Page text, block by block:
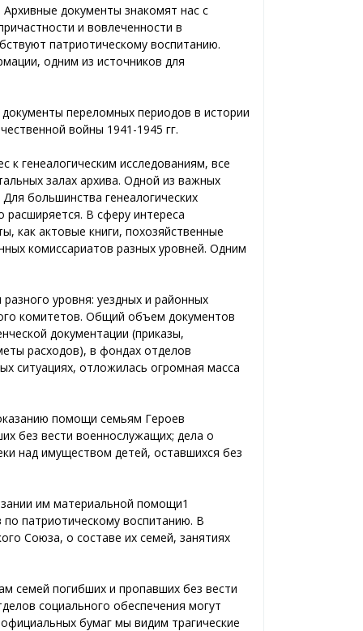
документы знакомят нас с
и вовлеченности в
патриотическому воспитанию.
одним из источников для
переломных периодов в истории
войны 1941-1945 гг.
генеалогическим исследованиям, все
залах архива. Одной из важных
большинства генеалогических
расширяется. В сферу интереса
как актовые книги, похозяйственные
комиссариатов разных уровней. Одним
уровня: уездных и районных
комитетов. Общий объем документов
документации (приказы,
расходов), в фондах отделов
ситуациях, отложилась огромная масса
помощи семьям Героев
без вести военнослужащих; дела о
над имуществом детей, оставшихся без
им материальной помощи1
патриотическому воспитанию. В
Союза, о составе их семей, занятиях
семей погибших и пропавших без вести
социального обеспечения могут
бумаг мы видим трагические